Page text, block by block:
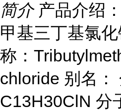
简介 产品介绍
甲基三丁基氯
称：
chloride 别名：
C13H30ClN 分